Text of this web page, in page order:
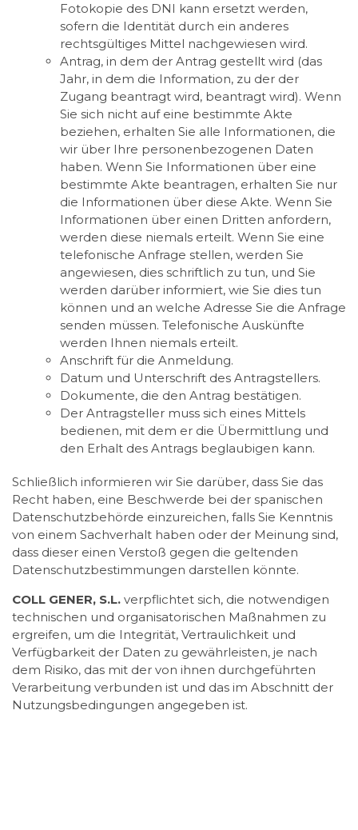
Fotokopie des DNI kann ersetzt werden,
sofern die Identität durch ein anderes
rechtsgültiges Mittel nachgewiesen wird.
Antrag, in dem der Antrag gestellt wird (das
Jahr, in dem die Information, zu der der
Zugang beantragt wird, beantragt wird). Wenn
Sie sich nicht auf eine bestimmte Akte
beziehen, erhalten Sie alle Informationen, die
wir über Ihre personenbezogenen Daten
haben. Wenn Sie Informationen über eine
bestimmte Akte beantragen, erhalten Sie nur
die Informationen über diese Akte. Wenn Sie
Informationen über einen Dritten anfordern,
werden diese niemals erteilt. Wenn Sie eine
telefonische Anfrage stellen, werden Sie
angewiesen, dies schriftlich zu tun, und Sie
werden darüber informiert, wie Sie dies tun
können und an welche Adresse Sie die Anfrage
senden müssen. Telefonische Auskünfte
werden Ihnen niemals erteilt.
Anschrift für die Anmeldung.
Datum und Unterschrift des Antragstellers.
Dokumente, die den Antrag bestätigen.
Der Antragsteller muss sich eines Mittels
bedienen, mit dem er die Übermittlung und
den Erhalt des Antrags beglaubigen kann.
Schließlich informieren wir Sie darüber, dass Sie das
Recht haben, eine Beschwerde bei der spanischen
Datenschutzbehörde einzureichen, falls Sie Kenntnis
von einem Sachverhalt haben oder der Meinung sind,
dass dieser einen Verstoß gegen die geltenden
Datenschutzbestimmungen darstellen könnte.
COLL GENER, S.L. verpflichtet sich, die notwendigen
technischen und organisatorischen Maßnahmen zu
ergreifen, um die Integrität, Vertraulichkeit und
Verfügbarkeit der Daten zu gewährleisten, je nach
dem Risiko, das mit der von ihnen durchgeführten
Verarbeitung verbunden ist und das im Abschnitt der
Nutzungsbedingungen angegeben ist.